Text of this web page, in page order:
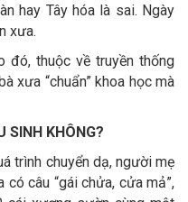
hay Tây hóa là sai. Ngày
xưa.
đó, thuộc về truyền thống
xưa “chuẩn” khoa học mà
SINH KHÔNG?
trình chuyển dạ, người mẹ
câu “gái chửa, cửa mả”,